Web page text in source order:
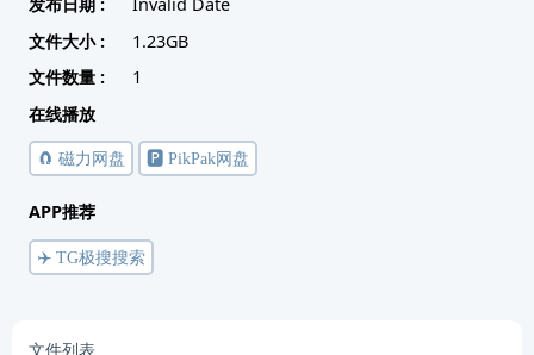
发布日期 :
Invalid Date
文件大小 :
1.23GB
文件数量 :
1
在线播放
🧲 磁力网盘 🅿️ PikPak网盘
APP推荐
✈️ TG极搜搜索
文件列表